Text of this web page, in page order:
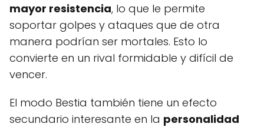
mayor resistencia, lo que le permite
soportar golpes y ataques que de otra
manera podrían ser mortales. Esto lo
convierte en un rival formidable y difícil de
vencer.
El modo Bestia también tiene un efecto
secundario interesante en la personalidad